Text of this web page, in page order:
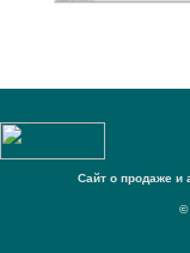
Cайт о продаже и
©